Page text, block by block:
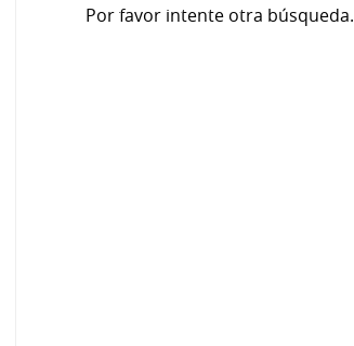
Por favor intente otra búsqueda.